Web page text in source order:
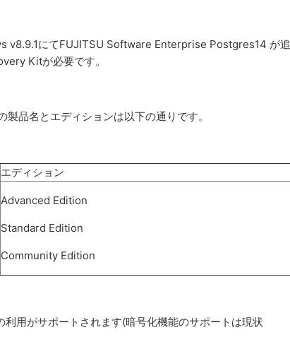
にてFUJITSU Software Enterprise Postgres14 が追
Kitが必要です。
品名とエディションは以下の通りです。
エディション
Advanced Edition
Standard Edition
Community Edition
用がサポートされます(暗号化機能のサポートは現状